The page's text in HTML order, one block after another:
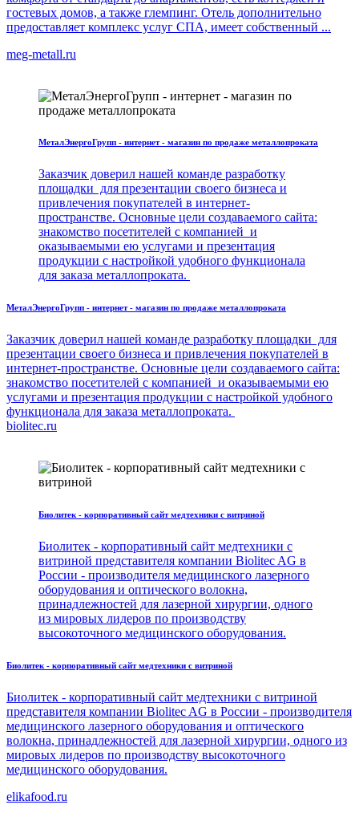
гостевых домов, а также глемпинг. Отель дополнительно
предоставляет комплекс услуг СПА, имеет собственный ...
meg-metall.ru
МеталЭнергоГрупп - интернет - магазин по продаже металлопроката
Заказчик доверил нашей команде разработку
площадки для презентации своего бизнеса и
привлечения покупателей в интернет-
пространстве. Основные цели создаваемого сайта:
знакомство посетителей с компанией и
оказываемыми ею услугами и презентация
продукции с настройкой удобного функционала
для заказа металлопроката.
МеталЭнергоГрупп - интернет - магазин по продаже металлопроката
Заказчик доверил нашей команде разработку площадки для
презентации своего бизнеса и привлечения покупателей в
интернет-пространстве. Основные цели создаваемого сайта:
знакомство посетителей с компанией и оказываемыми ею
услугами и презентация продукции с настройкой удобного
функционала для заказа металлопроката.
biolitec.ru
Биолитек - корпоративный сайт медтехники с витриной
Биолитек - корпоративный сайт медтехники с
витриной представителя компании Biolitec AG в
России - производителя медицинского лазерного
оборудования и оптического волокна,
принадлежностей для лазерной хирургии, одного
из мировых лидеров по производству
высокоточного медицинского оборудования.
Биолитек - корпоративный сайт медтехники с витриной
Биолитек - корпоративный сайт медтехники с витриной
представителя компании Biolitec AG в России - производителя
медицинского лазерного оборудования и оптического
волокна, принадлежностей для лазерной хирургии, одного из
мировых лидеров по производству высокоточного
медицинского оборудования.
elikafood.ru